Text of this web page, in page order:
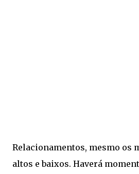
Relacionamentos, mesmo os
altos e baixos. Haverá